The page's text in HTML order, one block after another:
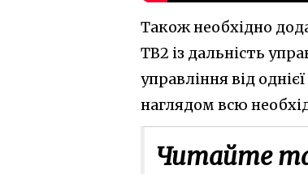
Також необхідно
TB2 із дальність
управління від
наглядом всю
Читайте